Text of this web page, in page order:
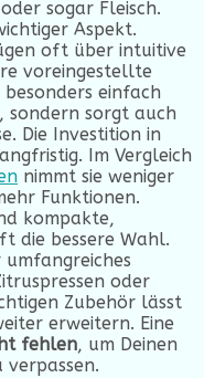
sogar Fleisch.
Aspekt.
oft über intuitive
voreingestellte
einfach
sondern sorgt auch
Die Investition in
Im Vergleich
nimmt sie weniger
Funktionen.
kompakte,
die bessere Wahl.
oder
Zubehör lässt
erweitern. Eine
fehlen, um Deinen